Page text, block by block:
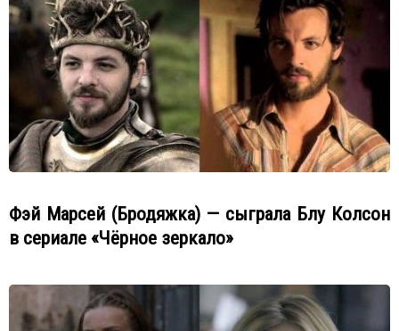
Фэй Марсей (Бродяжка) — сыграла Блу Колсон
в сериале «Чёрное зеркало»